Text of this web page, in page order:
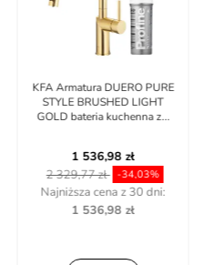
KFA Armatura DUERO PURE
STYLE BRUSHED LIGHT
GOLD bateria kuchenna z...
1 536,98 zł
2 329,77 zł -34,03%
Najniższa cena z 30 dni:
1 536,98 zł